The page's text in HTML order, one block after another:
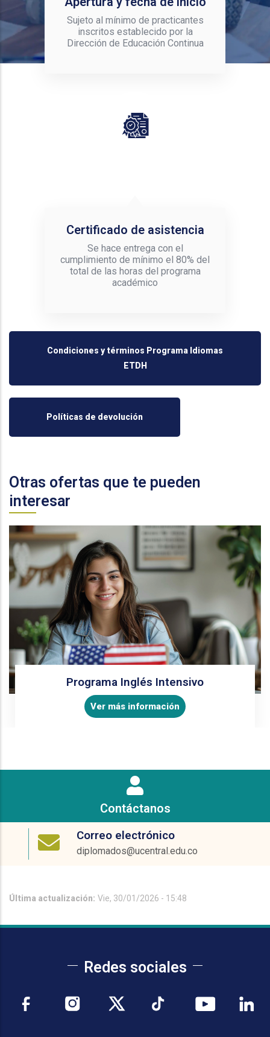
Sujeto al mínimo de practicantes
inscritos establecido por la
Dirección de Educación Continua
Certificado de asistencia
Se hace entrega con el
cumplimiento de mínimo el 80% del
total de las horas del programa
académico
Condiciones y términos Programa Idiomas
ETDH
Políticas de devolución
Otras ofertas que te pueden
interesar
Programa Inglés Intensivo
Ver más información
Contáctanos
Correo electrónico
diplomados@ucentral.edu.co
Última actualización: Vie, 30/01/2026 - 15:48
Redes sociales